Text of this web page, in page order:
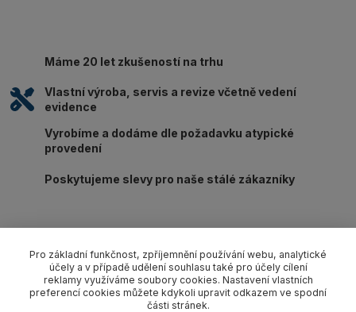
Máme 20 let zkušeností na trhu
Vlastní výroba, servis a revize včetně vedení
evidence
Vyrobíme a dodáme dle požadavku atypické
provedení
Poskytujeme slevy pro naše stálé zákazníky
Kompletní specifikace
Pro základní funkčnost, zpříjemnění používání webu, analytické
účely a v případě udělení souhlasu také pro účely cílení
reklamy využíváme soubory cookies. Nastavení vlastních
preferencí cookies můžete kdykoli upravit odkazem ve spodní
části stránek.